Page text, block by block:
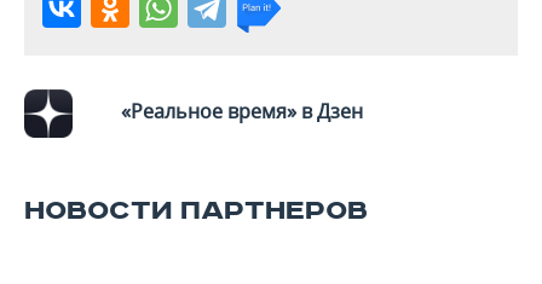
«Реальное время» в Дзен
НОВОСТИ ПАРТНЕРОВ